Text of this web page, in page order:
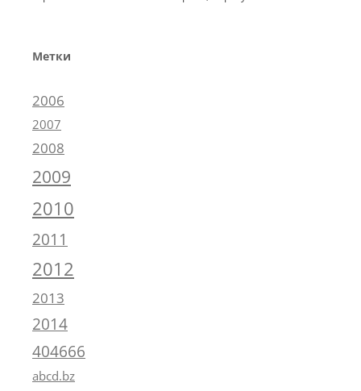
Метки
2006
2007
2008
2009
2010
2011
2012
2013
2014
404666
abcd.bz